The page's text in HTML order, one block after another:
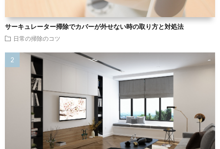
サーキュレーター掃除でカバーが外せない時の取り方と対処法
日常の掃除のコツ